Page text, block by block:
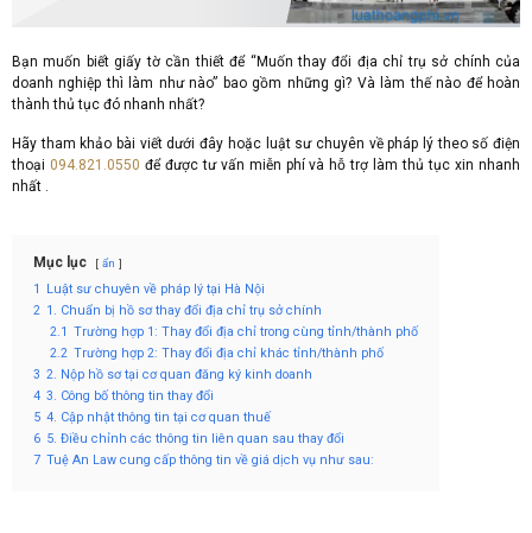
Bạn muốn biết giấy tờ cần thiết để “Muốn thay đổi địa chỉ trụ sở chính của
doanh nghiệp thì làm như nào” bao gồm những gì? Và làm thế nào để hoàn
thành thủ tục đó nhanh nhất?
Hãy tham khảo bài viết dưới đây hoặc luật sư chuyên về pháp lý theo số điện
thoại 094.821.0550 để được tư vấn miễn phí và hỗ trợ làm thủ tục xin nhanh
nhất .
Mục lục ẩn
1
Luật sư chuyên về pháp lý tại Hà Nội
2 1. Chuẩn bị hồ sơ thay đổi địa chỉ trụ sở chính
2.1 Trường hợp 1: Thay đổi địa chỉ trong cùng tỉnh/thành phố
2.2 Trường hợp 2: Thay đổi địa chỉ khác tỉnh/thành phố
3 2. Nộp hồ sơ tại cơ quan đăng ký kinh doanh
4 3. Công bố thông tin thay đổi
5 4. Cập nhật thông tin tại cơ quan thuế
6 5. Điều chỉnh các thông tin liên quan sau thay đổi
7 Tuệ An Law cung cấp thông tin về giá dịch vụ như sau: